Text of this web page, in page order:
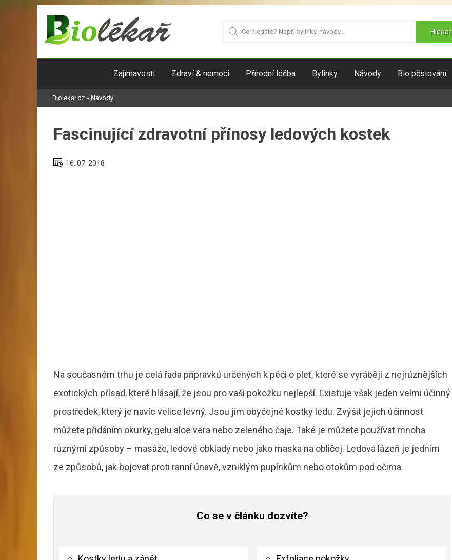
Hledat
Zajímavosti Zdraví & nemoci Přírodní léčba Bylinky Návody Bio pěstování
Biolekar.cz » Návody
Fascinující zdravotní přínosy ledových kostek
16. 07. 2018
Na současném trhu je celá řada přípravků určených k péči o pleť, které se vyrábějí z nejrůznějších
exotických přísad, které hlásají, že jsou pro vaši pokožku nejlepší. Existuje však jeden velmi účinný
prostředek, který je navíc velice levný. Jsou jím obyčejné kostky ledu. Zvýšit jejich účinnost
můžete přidáním okurky, gelu aloe vera nebo zeleného čaje. Také je můžete používat mnoha
různými způsoby – masáže, ledové obklady nebo jako maska na obličej. Ledová lázeň je jedním
ze způsobů, jak bojovat proti ranní únavě, vzniklým pupínkům nebo otokům pod očima.
Co se v článku dozvíte?